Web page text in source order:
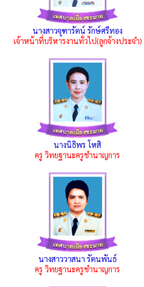
นางสาวจุฑารัตน์ รักษ์ศรีทอง
เจ้าหน้าที่บริหารงานทั่วไป(ลูกจ้างประจำ)
นางนิธิพร โหสิ
ครู วิทยฐานะครูชำนาญการ
นางสาววาสนา รัตนพันธ์
ครู วิทยฐานะครูชำนาญการ